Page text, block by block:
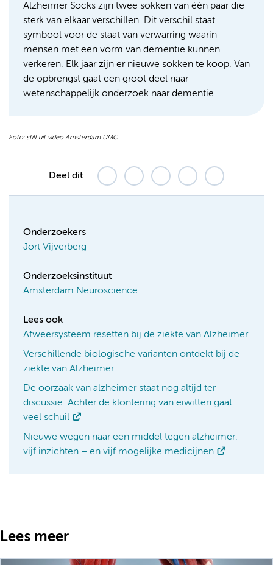
Alzheimer Socks zijn twee sokken van één paar die
sterk van elkaar verschillen. Dit verschil staat
symbool voor de staat van verwarring waarin
mensen met een vorm van dementie kunnen
verkeren. Elk jaar zijn er nieuwe sokken te koop. Van
de opbrengst gaat een groot deel naar
wetenschappelijk onderzoek naar dementie.
Foto: still uit video Amsterdam UMC
Deel dit
Onderzoekers
Jort Vijverberg
Onderzoeksinstituut
Amsterdam Neuroscience
Lees ook
Afweersysteem resetten bij de ziekte van Alzheimer
Verschillende biologische varianten ontdekt bij de
ziekte van Alzheimer
De oorzaak van alzheimer staat nog altijd ter
discussie. Achter de klontering van eiwitten gaat
veel schuil
Nieuwe wegen naar een middel tegen alzheimer:
vijf inzichten – en vijf mogelijke medicijnen
Lees meer